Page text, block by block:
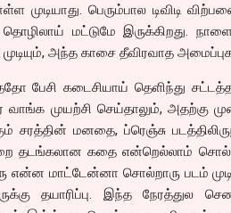
முடியாது. பெரும்பால டிவிடி
தொழிலாய் மட்டுமே இருக்கிறது.
அந்த காசை தீவிரவாத
பேசி கடைசியாய் தெளிந்து
வாங்க முயற்சி செய்தாலும், அதற்கு
சரத்தின் மனதை, ப்ரெஞ்சு
தடங்கலான கதை என்றெல்லாம்
என்ன மாட்டேன்னா சொல்றாரு படம்
தயாரிப்பு. இந்த நேரத்துல